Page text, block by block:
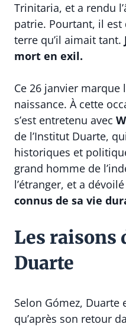
Trinitaria, et a rendu
patrie. Pourtant, il
terre qu’il aimait tant.
mort en exil.
Ce 26 janvier marque
naissance. À cette
s’est entretenu avec
de l’Institut Duarte,
historiques et
grand homme de
l’étranger, et a dévoilé
connus de sa vie
Les raisons
Duarte
Selon Gómez,
qu’après son retour